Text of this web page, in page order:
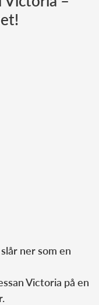
ner som en
Victoria på en